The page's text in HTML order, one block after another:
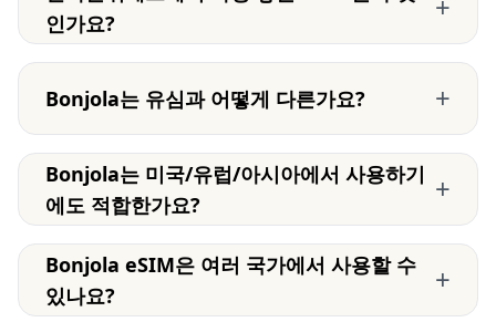
인가요?
+
Bonjola는 유심과 어떻게 다른가요? +
Bonjola는 미국/유럽/아시아에서 사용하기
에도 적합한가요?
+
Bonjola eSIM은 여러 국가에서 사용할 수
있나요?
+